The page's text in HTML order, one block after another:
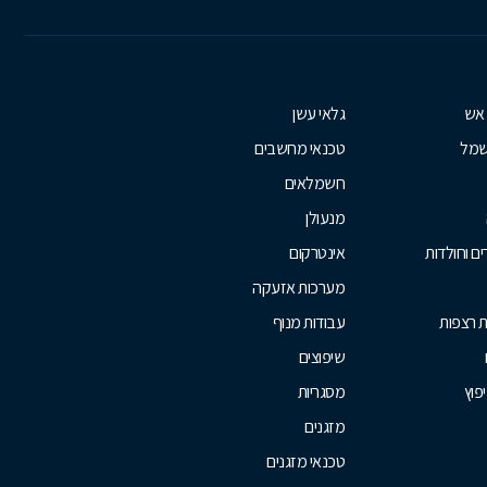
אש
וחולדות
רצפות
גלאי עשן
טכנאי מחשבים
חשמלאים
מנעולן
אינטרקום
מערכות אזעקה
עבודות מנוף
שיפוצים
מסגריות
מזגנים
טכנאי מזגנים